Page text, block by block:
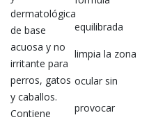
dermatológica
de base
acuosa y no
irritante para
perros, gatos
y caballos.
Contiene
equilibrada
limpia la zona
ocular sin
provocar